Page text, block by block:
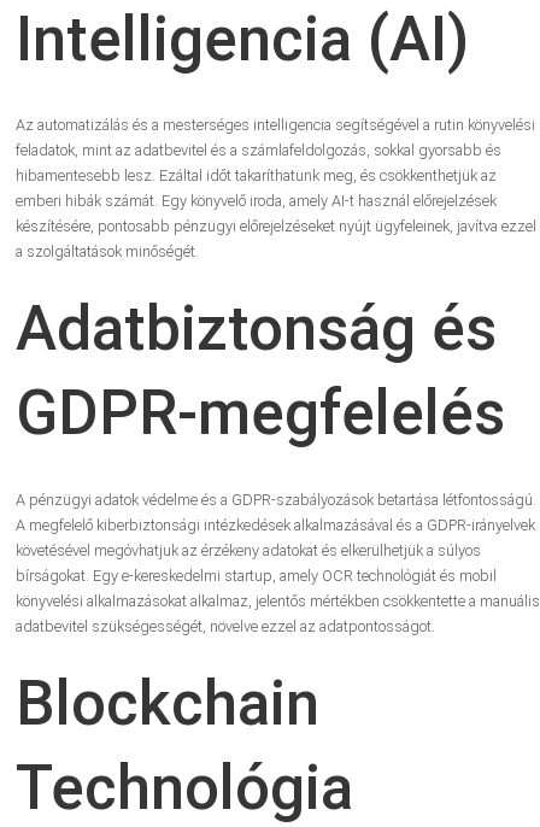
Intelligencia (AI)
Az automatizálás és a mesterséges intelligencia segítségével a rutin könyvelési
feladatok, mint az adatbevitel és a számlafeldolgozás, sokkal gyorsabb és
hibamentesebb lesz. Ezáltal időt takaríthatunk meg, és csökkenthetjük az
emberi hibák számát. Egy könyvelő iroda, amely AI-t használ előrejelzések
készítésére, pontosabb pénzügyi előrejelzéseket nyújt ügyfeleinek, javítva ezzel
a szolgáltatások minőségét.
Adatbiztonság és
GDPR-megfelelés
A pénzügyi adatok védelme és a GDPR-szabályozások betartása létfontosságú.
A megfelelő kiberbiztonsági intézkedések alkalmazásával és a GDPR-irányelvek
követésével megóvhatjuk az érzékeny adatokat és elkerülhetjük a súlyos
bírságokat. Egy e-kereskedelmi startup, amely OCR technológiát és mobil
könyvelési alkalmazásokat alkalmaz, jelentős mértékben csökkentette a manuális
adatbevitel szükségességét, növelve ezzel az adatpontosságot.
Blockchain
Technológia